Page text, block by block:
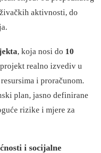
aktivnosti, do
, koja nosi do 10
realno izvediv u
i proračunom.
plan, jasno definirane
rizike i mjere za
i socijalne